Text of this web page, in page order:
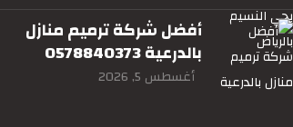
أفضل شركة ترميم منازل
بالدرعية 0578840373
أغسطس 5, 2026